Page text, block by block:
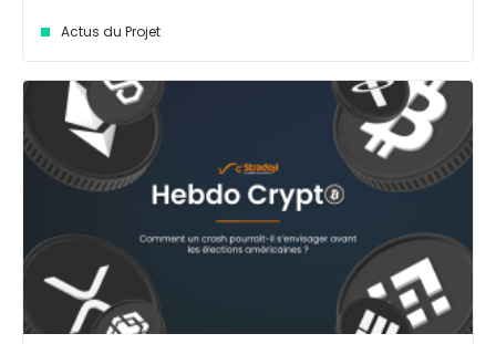
Actus du Projet